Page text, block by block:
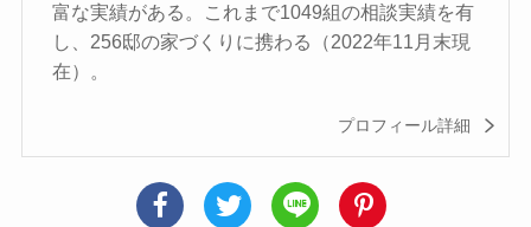
富な実績がある。これまで1049組の相談実績を有
し、256邸の家づくりに携わる（2022年11月末現
在）。
プロフィール詳細